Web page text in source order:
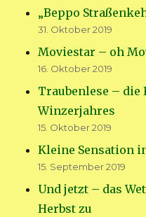
„Beppo
31. Oktober 2019
Moviestar – oh
16. Oktober 2019
Traubenlese – die
Winzerjahres
15. Oktober 2019
Kleine Sensation
15. September 2019
Und jetzt – das
Herbst zu